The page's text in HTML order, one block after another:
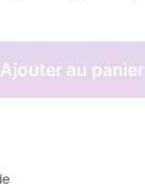
Ajouter au panier